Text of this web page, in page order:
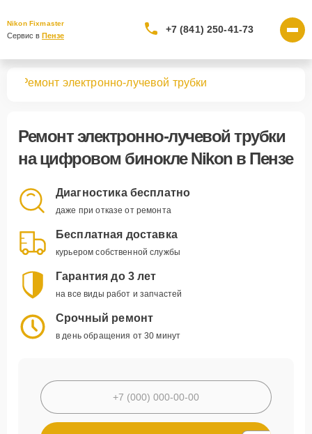
Nikon Fixmaster
Сервис в Пензе
+7 (841) 250-41-73
Ремонт электронно-лучевой трубки
Ремонт электронно-лучевой трубки
на цифровом бинокле Nikon в Пензе
Диагностика бесплатно
даже при отказе от ремонта
Бесплатная доставка
курьером собственной службы
Гарантия до 3 лет
на все виды работ и запчастей
Срочный ремонт
в день обращения от 30 минут